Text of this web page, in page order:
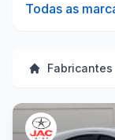
Todas as
Fabricantes